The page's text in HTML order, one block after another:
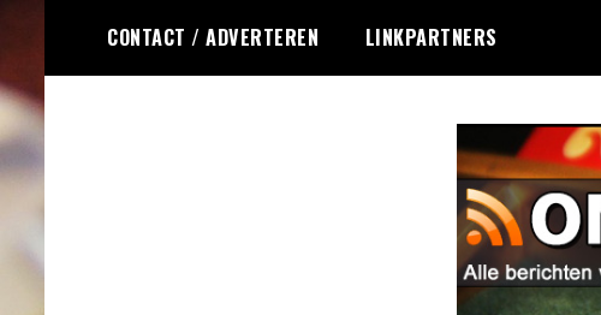
de
inhoud
CONTACT / ADVERTEREN LINKPARTNERS